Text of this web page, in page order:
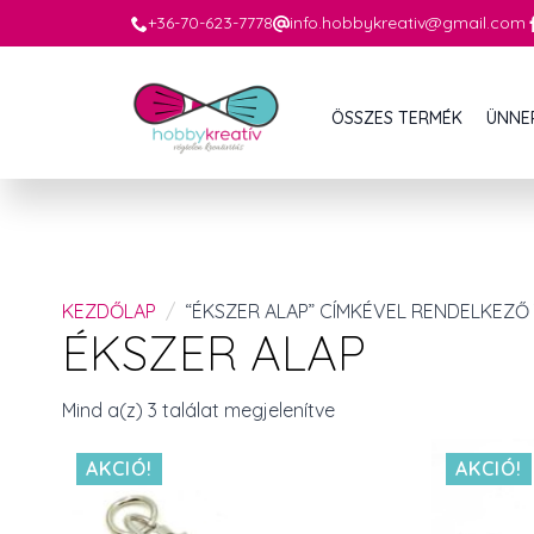
+36-70-623-7778 info.hobbykreativ@gmail.com
ÖSSZES TERMÉK
KEZDŐLAP “ÉKSZER ALAP” CÍMKÉVEL
ÉKSZER ALAP
Mind a(z) 3 találat megjelenítve
AKCIÓ! AKCIÓ!